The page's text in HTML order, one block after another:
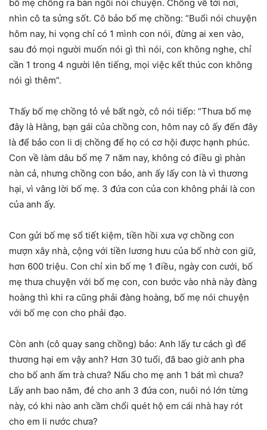
bố mẹ chồng ra bàn ngồi nói chuyện. Chồng về tới nơi,
nhìn cô ta sửng sốt. Cô bảo bố mẹ chồng: “Buổi nói chuyện
hôm nay, hi vọng chỉ có 1 mình con nói, đừng ai xen vào,
sau đó mọi người muốn nói gì thì nói, con không nghe, chỉ
cần 1 trong 4 người lên tiếng, mọi việc kết thúc con không
nói gì thêm”.
Thấy bố mẹ chồng tỏ vẻ bất ngờ, cô nói tiếp: “Thưa bố mẹ
đây là Hằng, bạn gái của chồng con, hôm nay cô ấy đến đây
là để bảo con li dị chồng để họ có cơ hội được hạnh phúc.
Con về làm dâu bố mẹ 7 năm nay, không có điều gì phàn
nàn cả, nhưng chồng con bảo, anh ấy lấy con là vì thương
hại, vì vâng lời bố mẹ. 3 đứa con của con không phải là con
của anh ấy.
Con gửi bố mẹ sổ tiết kiệm, tiền hồi xưa vợ chồng con
mượn xây nhà, cộng với tiền lương hưu của bố nhờ con giữ,
hơn 600 triệu. Con chỉ xin bố mẹ 1 điều, ngày con cưới, bố
mẹ thưa chuyện với bố mẹ con, con bước vào nhà này đàng
hoàng thì khi ra cũng phải đàng hoàng, bố mẹ nói chuyện
với bố mẹ con cho phải đạo.
Còn anh (cô quay sang chồng) bảo: Anh lấy tư cách gì để
thương hại em vậy anh? Hơn 30 tuổi, đã bao giờ anh pha
cho bố anh ấm trà chưa? Nấu cho mẹ anh 1 bát mì chưa?
Lấy anh bao năm, đẻ cho anh 3 đứa con, nuôi nó lớn từng
này, có khi nào anh cầm chổi quét hộ em cái nhà hay rót
cho em li nước chưa?